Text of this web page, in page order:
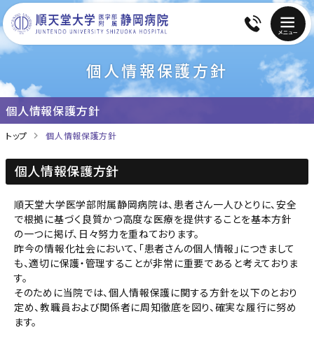
個人情報保護方針
個人情報保護方針
トップ 個人情報保護方針
個人情報保護方針
順天堂大学医学部附属静岡病院は、患者さん一人ひとりに、安全
で根拠に基づく良質かつ高度な医療を提供することを基本方針
の一つに掲げ、日々努力を重ねております。
昨今の情報化社会において、「患者さんの個人情報」につきまして
も、適切に保護・管理することが非常に重要であると考えておりま
す。
そのために当院では、個人情報保護に関する方針を以下のとおり
定め、教職員および関係者に周知徹底を図り、確実な履行に努め
ます。